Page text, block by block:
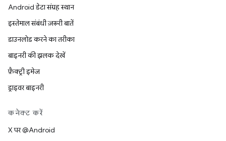
Android डेटा संग्रह स्थान
इस्तेमाल संबंधी ज़रूरी बातें
डाउनलोड करने का तरीका
बाइनरी की झलक देखें
फ़ैक्ट्री इमेज
ड्राइवर बाइनरी
कनेक्ट करें
X पर @Android